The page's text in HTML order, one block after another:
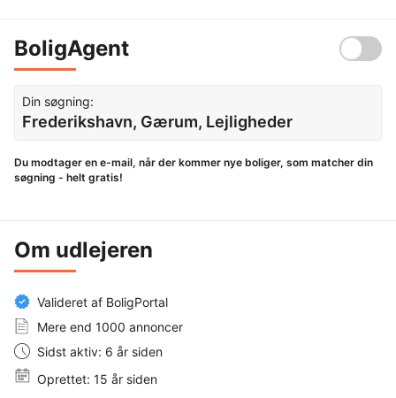
BoligAgent
Din søgning:
Frederikshavn, Gærum, Lejligheder
Du modtager en e-mail, når der kommer nye boliger, som matcher din
søgning - helt gratis!
Om udlejeren
Valideret af BoligPortal
Mere end 1000 annoncer
Sidst aktiv: 6 år siden
Oprettet: 15 år siden